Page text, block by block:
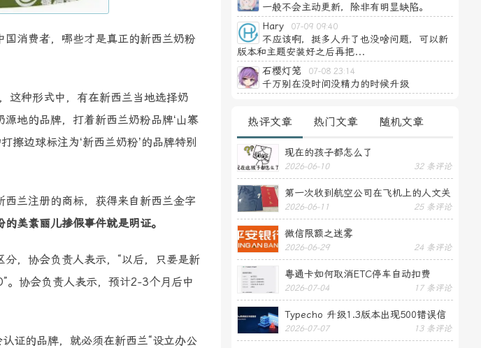
消费者，哪些才是真正的新西兰奶粉
这种形式中，有在新西兰当地选择奶
地的品牌，打着新西兰奶粉品牌‘山寨
擦边球标注为‘新西兰奶粉’的品牌特别
兰注册的商标，获得来自新西兰金字
的美素丽儿掺假事件就是明证。
，协会负责人表示，“以后，只要是新
。协会负责人表示，预计2-3个月后中
证的品牌，就必须在新西兰“设立办公
一般不会主动更新，除非有明显缺陷。
Hary
07-09 09:40
不应该啊，挺多人升了也没啥问题，可以新
版本和主题安装好之后再把...
石樱灯笼
07-08 23:14
千万别在没时间没精力的时候升级
热评文章 热门文章 随机文章
现在的孩子都怎么了
2026-06-10 32 条评论
第一次收到航空公司在飞机上的人文关
怀——送生日贺卡
2026-06-11 25 条评论
微信限额之迷雾
2026-06-29 24 条评论
粤通卡如何取消ETC停车自动扣费
2026-07-04 17 条评论
Typecho 升级1.3版本出现500错误信
息
2026-07-07 13 条评论